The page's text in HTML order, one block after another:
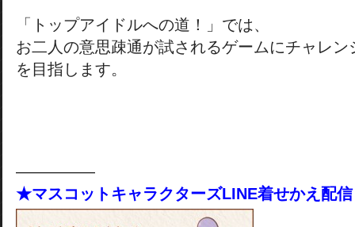
「トップアイドルへの道！」では、
お二人の意思疎通が試されるゲームにチャレ
を目指します。
―――――
★マスコットキャラクターズLINE着せかえ配